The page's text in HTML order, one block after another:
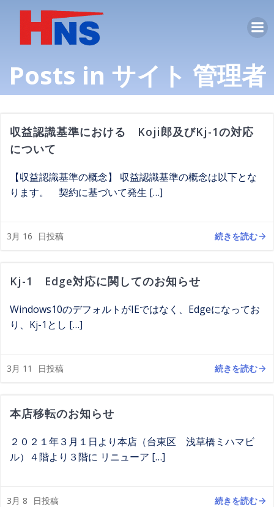
へ
ス
プ
Posts in サイト 管理者
収益認識基準における Koji郎及びKj-1の対応
について
【収益認識基準の概念】 収益認識基準の概念は以下とな
ります。 契約に基づいて発生 […]
3月 16 日投稿 続きを読む
Kj-1 Edge対応に関してのお知らせ
Windows10のデフォルトがIEではなく、Edgeになってお
り、Kj-1とし […]
3月 11 日投稿 続きを読む
本店移転のお知らせ
２０２１年３月１日より本店（台東区 浅草橋ミハマビ
ル）４階より３階に リニューア […]
3月 8 日投稿 続きを読む